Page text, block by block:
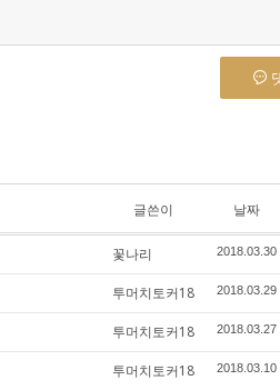
글쓴이 날짜
꽃나리 2018.03.30
투머치토커18 2018.03.29
투머치토커18 2018.03.27
투머치토커18 2018.03.10